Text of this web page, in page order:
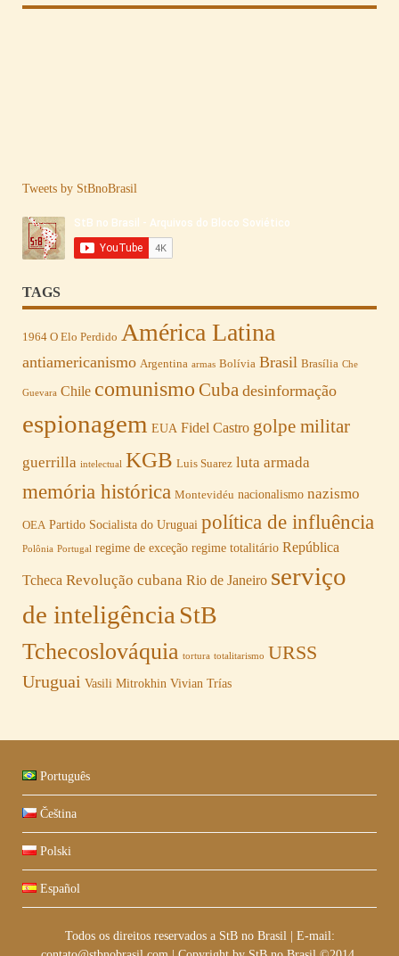
Tweets by StBnoBrasil
TAGS
1964 O Elo Perdido América Latina
antiamericanismo Argentina armas Bolívia Brasil Brasília Che
Guevara Chile comunismo Cuba desinformação
espionagem EUA Fidel Castro golpe militar
guerrilla intelectual KGB Luis Suarez luta armada
memória histórica Montevidéu nacionalismo nazismo
OEA Partido Socialista do Uruguai política de influência
Polônia Portugal regime de exceção regime totalitário República
Tcheca Revolução cubana Rio de Janeiro serviço
de inteligência StB
Tchecoslováquia tortura totalitarismo URSS
Uruguai Vasili Mitrokhin Vivian Trías
Português
Čeština
Polski
Español
Todos os direitos reservados a StB no Brasil | E-mail: